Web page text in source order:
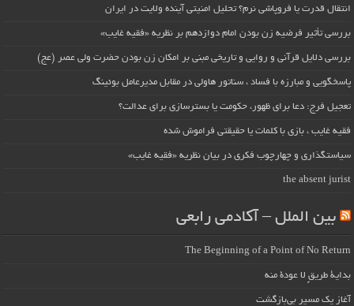
انتقال قدرت یا فروپاشی نرم؟ تحلیل امنیتی آینده ولایت در ایران
بررسی تأثیر فرضیه زن بودن امام دوازدهم بر نظریه «فقیه غایب»
بررسی دلایل قرآنی و روایی و تاریخی مبنی بر امکان زن بودن حضرت ولی عصر (عج)
پاسخگویی و مبارزه با فساد ، سناتور هاولی در مقابل مدیرعامل بوئینگ
تعجیل فرج: دعا برای ظهور، حکومت یا بسترسازی برای عدالت؟
فقیه غایب ، بازی با کلمات یا حقیقتی فراموش شده
سیاستگذاری و چهارچوب فکری در بیان نظریه «فقیه غایب»
the absent jurist
بین الملل – آکادمی رابعی
The Beginning of a Point of No Return
بداية طريقٍ لا عودة منه
آغاز یک مسیر بی‌بازگشت